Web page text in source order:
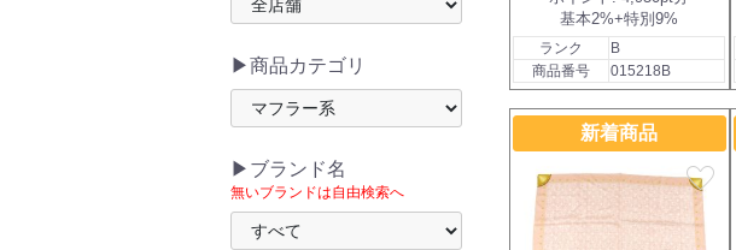
▶商品カテゴリ
▶ブランド名
無いブランドは自由検索へ
基本2%+特別9%
ランク
B
商品番号
015218B
新着商品
favorite